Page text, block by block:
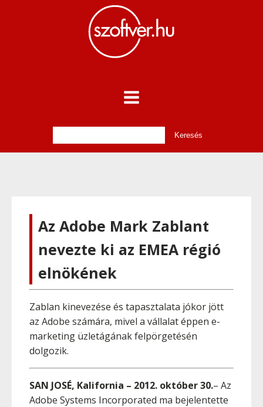
Az Adobe Mark Zablant
nevezte ki az EMEA régió
elnökének
Zablan kinevezése és tapasztalata jókor jött
az Adobe számára, mivel a vállalat éppen e-
marketing üzletágának felpörgetésén
dolgozik.
SAN JOSÉ, Kalifornia – 2012. október 30.– Az
Adobe Systems Incorporated ma bejelentette